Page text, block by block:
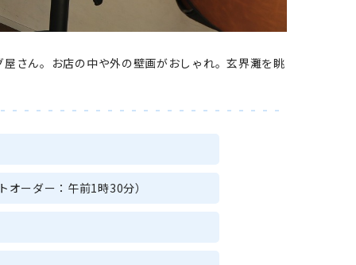
さん。お店の中や外の壁画がおしゃれ。玄界灘を眺
ーダー：午前1時30分）